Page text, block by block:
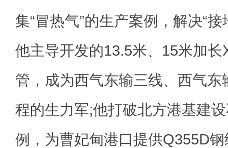
集“冒热气”的生产案例，解决“
他主导开发的13.5米、15米加长
管，成为西气东输三线、西气
程的生力军;他打破北方港基建
例，为曹妃甸港口提供Q355D